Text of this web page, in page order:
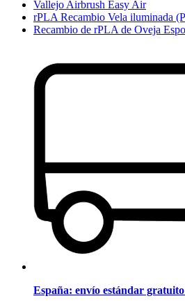
Vallejo Airbrush Easy Air
rPLA Recambio Vela iluminada
Recambio de rPLA de Oveja
España: envío estándar gratuito